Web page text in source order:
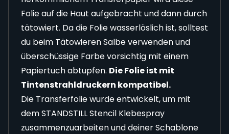
Folie auf die Haut aufgebracht und dann durch
tätowiert. Da die Folie wasserlöslich ist, solltest
du beim Tätowieren Salbe verwenden und
überschüssige Farbe vorsichtig mit einem
Papiertuch abtupfen. Die Folie ist mit
Tintenstrahldruckern kompatibel.
Die Transferfolie wurde entwickelt, um mit
demSTANDSTILL Stencil Klebespray
zusammenzuarbeiten und deiner Schablone